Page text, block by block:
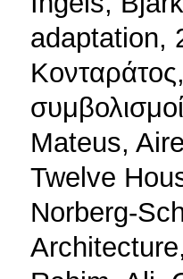
adaptation,
Mateus,
Twelve
Norberg-